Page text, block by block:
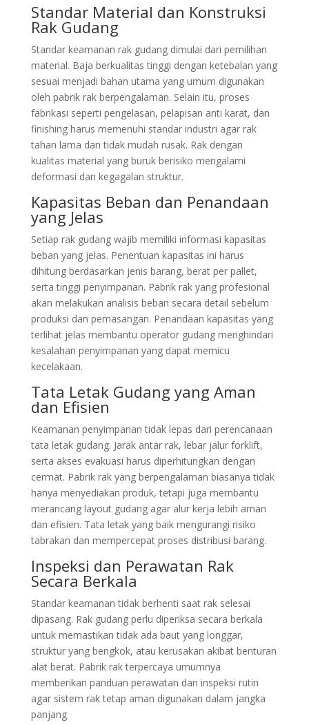
Standar Material dan Konstruksi
Rak Gudang
Standar keamanan rak gudang dimulai dari pemilihan
material. Baja berkualitas tinggi dengan ketebalan yang
sesuai menjadi bahan utama yang umum digunakan
oleh pabrik rak berpengalaman. Selain itu, proses
fabrikasi seperti pengelasan, pelapisan anti karat, dan
finishing harus memenuhi standar industri agar rak
tahan lama dan tidak mudah rusak. Rak dengan
kualitas material yang buruk berisiko mengalami
deformasi dan kegagalan struktur.
Kapasitas Beban dan Penandaan
yang Jelas
Setiap rak gudang wajib memiliki informasi kapasitas
beban yang jelas. Penentuan kapasitas ini harus
dihitung berdasarkan jenis barang, berat per pallet,
serta tinggi penyimpanan. Pabrik rak yang profesional
akan melakukan analisis beban secara detail sebelum
produksi dan pemasangan. Penandaan kapasitas yang
terlihat jelas membantu operator gudang menghindari
kesalahan penyimpanan yang dapat memicu
kecelakaan.
Tata Letak Gudang yang Aman
dan Efisien
Keamanan penyimpanan tidak lepas dari perencanaan
tata letak gudang. Jarak antar rak, lebar jalur forklift,
serta akses evakuasi harus diperhitungkan dengan
cermat. Pabrik rak yang berpengalaman biasanya tidak
hanya menyediakan produk, tetapi juga membantu
merancang layout gudang agar alur kerja lebih aman
dan efisien. Tata letak yang baik mengurangi risiko
tabrakan dan mempercepat proses distribusi barang.
Inspeksi dan Perawatan Rak
Secara Berkala
Standar keamanan tidak berhenti saat rak selesai
dipasang. Rak gudang perlu diperiksa secara berkala
untuk memastikan tidak ada baut yang longgar,
struktur yang bengkok, atau kerusakan akibat benturan
alat berat. Pabrik rak terpercaya umumnya
memberikan panduan perawatan dan inspeksi rutin
agar sistem rak tetap aman digunakan dalam jangka
panjang.